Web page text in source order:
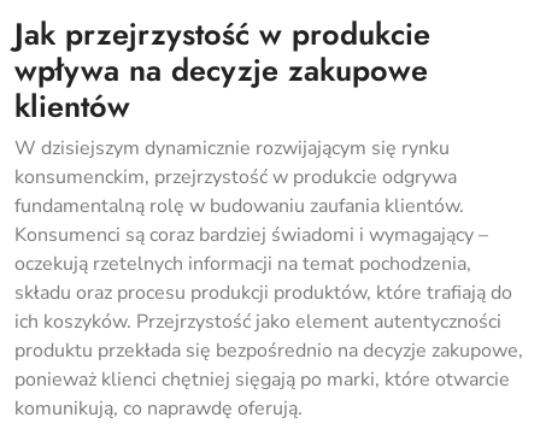
Jak przejrzystość w produkcie
wpływa na decyzje zakupowe
klientów
W dzisiejszym dynamicznie rozwijającym się rynku
konsumenckim, przejrzystość w produkcie odgrywa
fundamentalną rolę w budowaniu zaufania klientów.
Konsumenci są coraz bardziej świadomi i wymagający –
oczekują rzetelnych informacji na temat pochodzenia,
składu oraz procesu produkcji produktów, które trafiają do
ich koszyków. Przejrzystość jako element autentyczności
produktu przekłada się bezpośrednio na decyzje zakupowe,
ponieważ klienci chętniej sięgają po marki, które otwarcie
komunikują, co naprawdę oferują.